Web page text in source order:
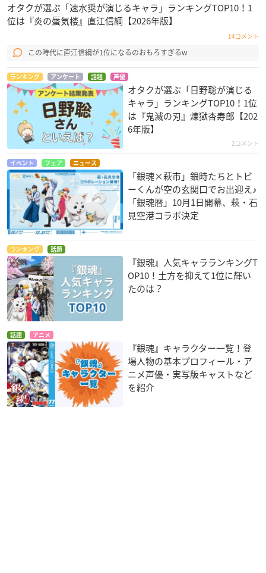
オタクが選ぶ「速水奨が演じるキャラ」ランキングTOP10！1
位は『炎の蜃気楼』直江信綱【2026年版】
14コメント
この時代に直江信綱が1位になるのおもろすぎるw
ランキング アンケート 話題 声優
オタクが選ぶ「日野聡が演じる
キャラ」ランキングTOP10！1位
は『鬼滅の刃』煉󠄁獄杏寿郎【202
6年版】
2コメント
イベント フェア ニュース
「銀魂×萩市」銀時たちとトビ
ーくんが空の玄関口でお出迎え♪
「銀魂暦」10月1日開幕、萩・石
見空港コラボ決定
ランキング 話題
『銀魂』人気キャラランキングT
OP10！土方を抑えて1位に輝い
たのは？
話題 アニメ
『銀魂』キャラクター一覧！登
場人物の基本プロフィール・ア
ニメ声優・実写版キャストなど
を紹介